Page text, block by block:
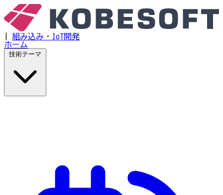
組み込み・IoT開発
ホーム